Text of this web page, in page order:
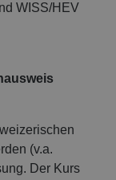
WISS/HEV
(v.a.
Der Kurs